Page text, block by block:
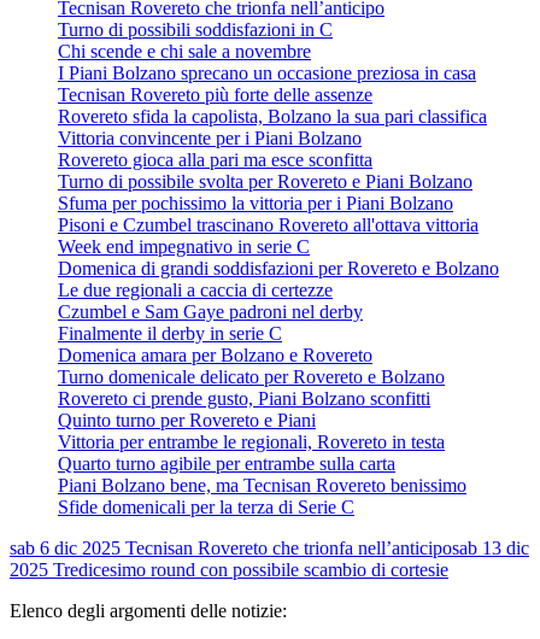
Tecnisan Rovereto che trionfa nell’anticipo
Turno di possibili soddisfazioni in C
Chi scende e chi sale a novembre
I Piani Bolzano sprecano un occasione preziosa in casa
Tecnisan Rovereto più forte delle assenze
Rovereto sfida la capolista, Bolzano la sua pari classifica
Vittoria convincente per i Piani Bolzano
Rovereto gioca alla pari ma esce sconfitta
Turno di possibile svolta per Rovereto e Piani Bolzano
Sfuma per pochissimo la vittoria per i Piani Bolzano
Pisoni e Czumbel trascinano Rovereto all'ottava vittoria
Week end impegnativo in serie C
Domenica di grandi soddisfazioni per Rovereto e Bolzano
Le due regionali a caccia di certezze
Czumbel e Sam Gaye padroni nel derby
Finalmente il derby in serie C
Domenica amara per Bolzano e Rovereto
Turno domenicale delicato per Rovereto e Bolzano
Rovereto ci prende gusto, Piani Bolzano sconfitti
Quinto turno per Rovereto e Piani
Vittoria per entrambe le regionali, Rovereto in testa
Quarto turno agibile per entrambe sulla carta
Piani Bolzano bene, ma Tecnisan Rovereto benissimo
Sfide domenicali per la terza di Serie C
sab 6 dic 2025 Tecnisan Rovereto che trionfa nell’anticiposab 13 dic
2025 Tredicesimo round con possibile scambio di cortesie
Elenco degli argomenti delle notizie: